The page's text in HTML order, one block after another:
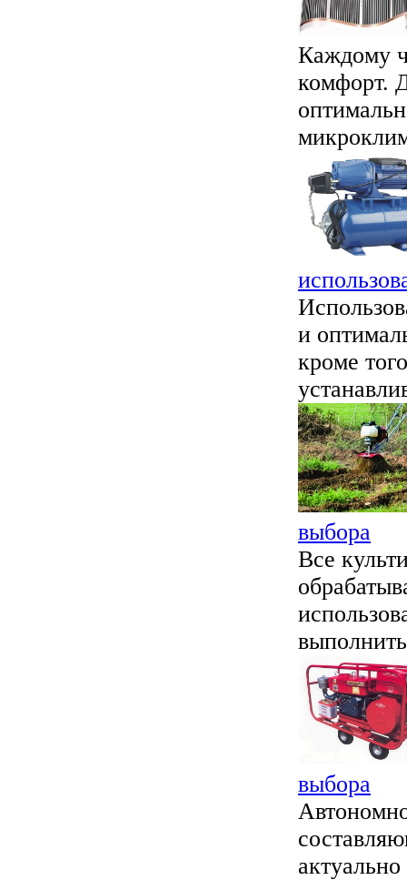
Каждому
комфорт.
и
кроме
выбора
Все
выбора